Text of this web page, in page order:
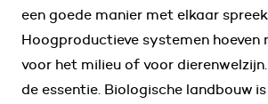
een goede manier met elkaar
Hoogproductieve systemen hoeven
voor het milieu of voor
de essentie. Biologische landbouw